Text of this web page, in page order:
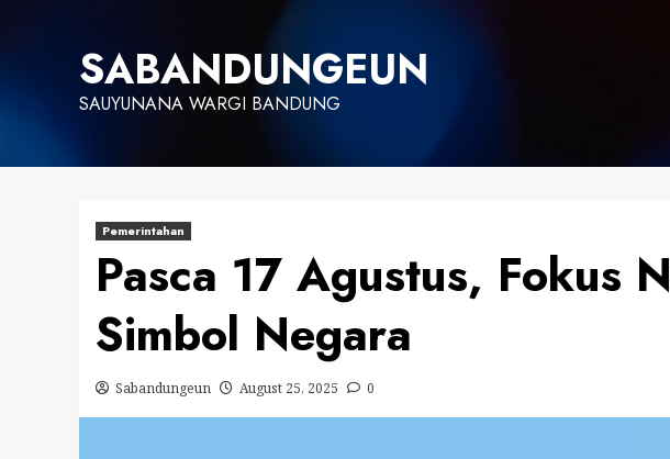
SABANDUNGEUN
SAUYUNANA WARGI BANDUNG
Pemerintahan
Pasca 17 Agustus, Fokus
Simbol Negara
Sabandungeun August 25, 2025 0